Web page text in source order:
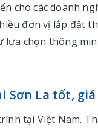
cho các doanh
đơn vị lắp đặt
lựa chọn thông
Sơn La tốt,
tại Việt Nam.